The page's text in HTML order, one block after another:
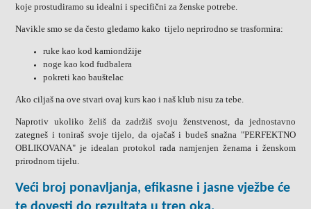
koje prostudiramo su idealni i specifični za ženske potrebe.
Navikle smo se da često gledamo kako tijelo neprirodno se trasformira:
ruke kao kod kamiondžije
noge kao kod fudbalera
pokreti kao bauštelac
Ako ciljaš na ove stvari ovaj kurs kao i naš klub nisu za tebe.
Naprotiv ukoliko želiš da zadržiš svoju ženstvenost, da jednostavno
zategneš i toniraš svoje tijelo, da ojačaš i budeš snažna "PERFEKTNO
OBLIKOVANA" je idealan protokol rada namjenjen ženama i ženskom
prirodnom tijelu.
Veći broj ponavljanja, efikasne i jasne vježbe će